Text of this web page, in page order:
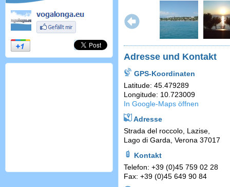
Adresse und Kontakt
GPS-Koordinaten
Latitude: 45.479289
Longitude: 10.723009
In Google-Maps öffnen
Adresse
Strada del roccolo, Lazise,
Lago di Garda, Verona 37017
Kontakt
Telefon: +39 (0)45 759 02 28
Fax: +39 (0)45 649 90 84